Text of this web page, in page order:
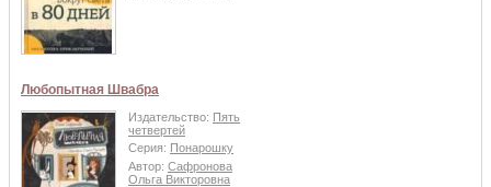
Любопытная Швабра
Издательство: Пять
четвертей
Серия: Понарошку
Автор: Сафронова
Ольга Викторовна